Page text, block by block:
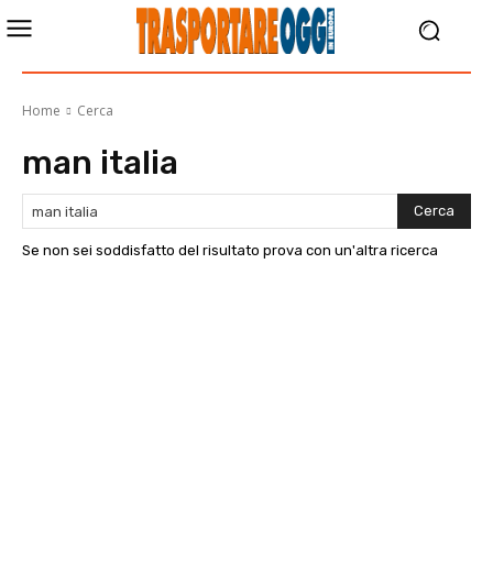
Home Cerca
man italia
Cerca
Se non sei soddisfatto del risultato prova con un'altra ricerca